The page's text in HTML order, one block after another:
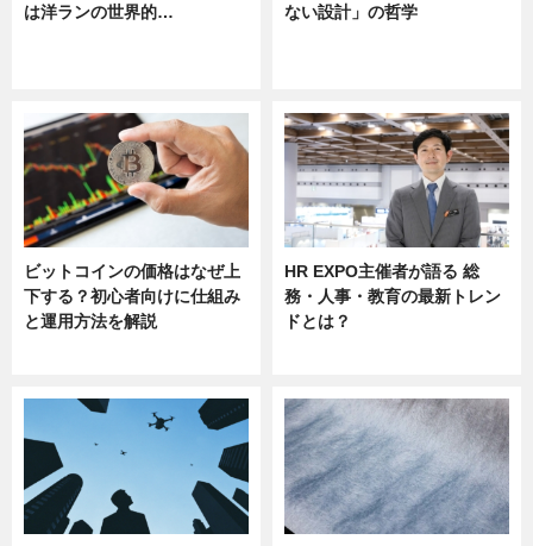
は洋ランの世界的…
ない設計」の哲学
ビットコインの価格はなぜ上
下する？初心者向けに仕組み
と運用方法を解説
HR EXPO主催者が語る 総
務・人事・教育の最新トレン
ドとは？